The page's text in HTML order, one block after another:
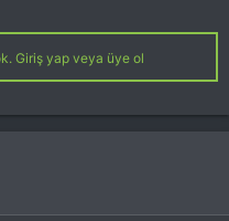
Giriş yap veya üye ol